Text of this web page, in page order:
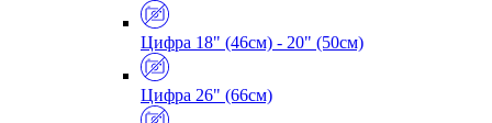
Цифра 18" (46см) - 20" (50см)
Цифра 26" (66см)